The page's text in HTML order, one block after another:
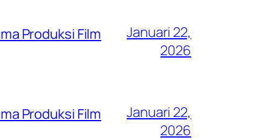
Produksi Film
Januari 22,
2026
Produksi Film
Januari 22,
2026